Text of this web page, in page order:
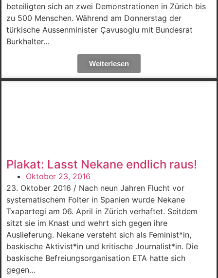
beteiligten sich an zwei Demonstrationen in Zürich bis
zu 500 Menschen. Während am Donnerstag der
türkische Aussenminister Çavusoglu mit Bundesrat
Burkhalter…
Weiterlesen
Plakat: Lasst Nekane endlich raus!
Oktober 23, 2016
23. Oktober 2016 / Nach neun Jahren Flucht vor
systematischem Folter in Spanien wurde Nekane
Txapartegi am 06. April in Zürich verhaftet. Seitdem
sitzt sie im Knast und wehrt sich gegen ihre
Auslieferung. Nekane versteht sich als Feminist*in,
baskische Aktivist*in und kritische Journalist*in. Die
baskische Befreiungsorganisation ETA hatte sich
gegen…